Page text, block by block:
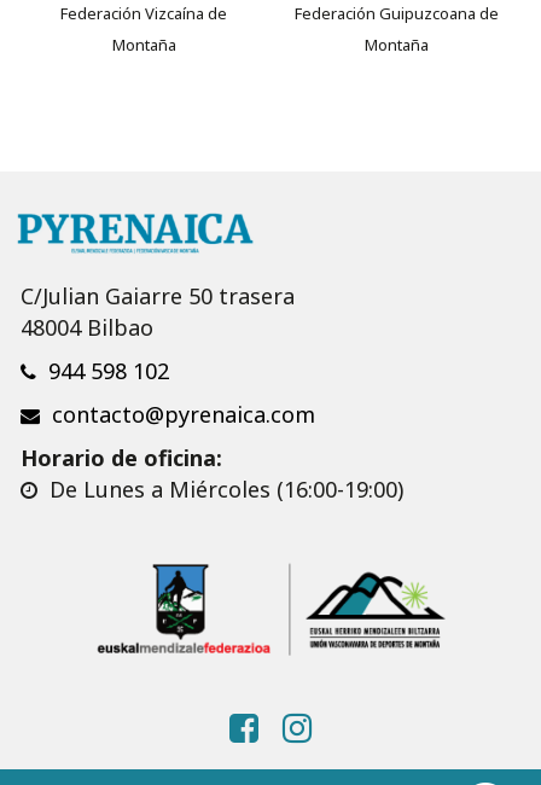
Federación Vizcaína de
Montaña
Federación Guipuzcoana de
Montaña
C/Julian Gaiarre 50 trasera
48004 Bilbao
944 598 102
contacto@pyrenaica.com
Horario de oficina:
De Lunes a Miércoles (16:00-19:00)